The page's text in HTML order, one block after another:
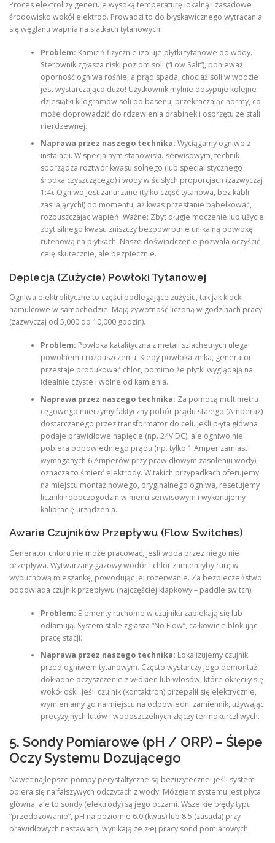
Proces elektrolizy generuje wysoką temperaturę lokalną i zasadowe
środowisko wokół elektrod. Prowadzi to do błyskawicznego wytrącania
się węglanu wapnia na siatkach tytanowych.
Problem: Kamień fizycznie izoluje płytki tytanowe od wody.
Sterownik zgłasza niski poziom soli (“Low Salt”), ponieważ
oporność ogniwa rośnie, a prąd spada, chociaż soli w wodzie
jest wystarczająco dużo! Użytkownik mylnie dosypuje kolejne
dziesiątki kilogramów soli do basenu, przekraczając normy, co
może doprowadzić do rdzewienia drabinek i osprzętu ze stali
nierdzewnej.
Naprawa przez naszego technika: Wyciągamy ogniwo z
instalacji. W specjalnym stanowisku serwisowym, technik
sporządza roztwór kwasu solnego (lub specjalistycznego
środka czyszczącego) i wody w ścisłych proporcjach (zazwyczaj
1:4). Ogniwo jest zanurzane (tylko część tytanowa, bez kabli
zasilających!) do momentu, aż kwas przestanie bąbelkować,
rozpuszczając wapień. Ważne: Zbyt długie moczenie lub użycie
zbyt silnego kwasu zniszczy bezpowrotnie unikalną powłokę
rutenową na płytkach! Nasze doświadczenie pozwala oczyścić
celę skutecznie, ale bezpiecznie.
Deplecja (Zużycie) Powłoki Tytanowej
Ogniwa elektrolityczne to części podlegające zużyciu, tak jak klocki
hamulcowe w samochodzie. Mają żywotność liczoną w godzinach pracy
(zazwyczaj od 5,000 do 10,000 godzin).
Problem: Powłoka katalityczna z metali szlachetnych ulega
powolnemu rozpuszczeniu. Kiedy powłoka znika, generator
przestaje produkować chlor, pomimo że płytki wyglądają na
idealnie czyste i wolne od kamienia.
Naprawa przez naszego technika: Za pomocą multimetru
cęgowego mierzymy faktyczny pobór prądu stałego (Amperaż)
dostarczanego przez transformator do celi. Jeśli płyta główna
podaje prawidłowe napięcie (np. 24V DC), ale ogniwo nie
pobiera odpowiedniego prądu (np. tylko 1 Amper zamiast
wymaganych 6 Amperów przy prawidłowym zasoleniu wody),
oznacza to śmierć elektrody. W takich przypadkach oferujemy
na miejscu montaż nowego, oryginalnego ogniwa, resetujemy
liczniki roboczogodzin w menu serwisowym i wykonujemy
kalibrację urządzenia.
Awarie Czujników Przepływu (Flow Switches)
Generator chloru nie może pracować, jeśli woda przez niego nie
przepływa. Wytwarzany gazowy wodór i chlor zamieniłyby rurę w
wybuchową mieszankę, powodując jej rozerwanie. Za bezpieczeństwo
odpowiada czujnik przepływu (najczęściej klapkowy – paddle switch).
Problem: Elementy ruchome w czujniku zapiekają się lub
odłamują. System stale zgłasza “No Flow”, całkowicie blokując
pracę stacji.
Naprawa przez naszego technika: Lokalizujemy czujnik
przed ogniwem tytanowym. Często wystarczy jego demontaż i
dokładne oczyszczenie z włókien lub włosów, które okręciły się
wokół ośki. Jeśli czujnik (kontaktron) przepalił się elektrycznie,
wymieniamy go na miejscu na odpowiedni zamiennik, używając
precyzyjnych lutów i wodoszczelnych złączy termokurczliwych.
5. Sondy Pomiarowe (pH / ORP) – Ślepe
Oczy Systemu Dozującego
Nawet najlepsze pompy perystaltyczne są bezużyteczne, jeśli system
opiera się na fałszywych odczytach z wody. Mózgiem systemu jest płyta
główna, ale to sondy (elektrody) są jego oczami. Wszelkie błędy typu
“przedozowanie”, pH na poziomie 6.0 (kwas) lub 8.5 (zasada) przy
prawidłowych nastawach, wynikają ze złej pracy sond pomiarowych.